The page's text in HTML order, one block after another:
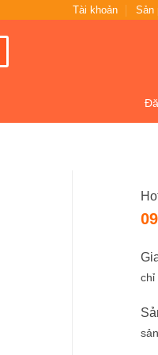
Tài khoản Sản
chỉ